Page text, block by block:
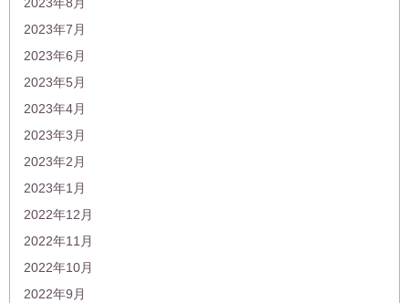
2023年7月
2023年6月
2023年5月
2023年4月
2023年3月
2023年2月
2023年1月
2022年12月
2022年11月
2022年10月
2022年9月